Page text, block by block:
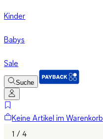
Kinder
Babys
Sale
Suche
Keine Artikel im Warenkorb
1 / 4